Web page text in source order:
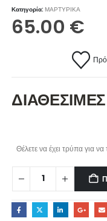
Κατηγορία:ΜΑΡΤΥΡΙΚΑ
65.00 €
Θέλετε να έχει τρύπα για να